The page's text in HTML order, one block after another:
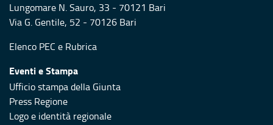
Lungomare N. Sauro, 33 - 70121 Bari
Via G. Gentile, 52 - 70126 Bari
Elenco PEC e Rubrica
Eventi e Stampa
Ufficio stampa della Giunta
Press Regione
Logo e identità regionale